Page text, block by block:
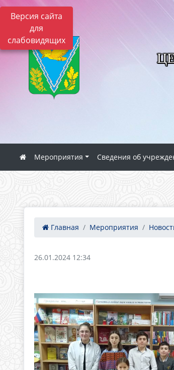
Версия сайта
для
слабовидящих
Мероприятия Сведения об
Главная Мероприятия
26.01.2024 12:34